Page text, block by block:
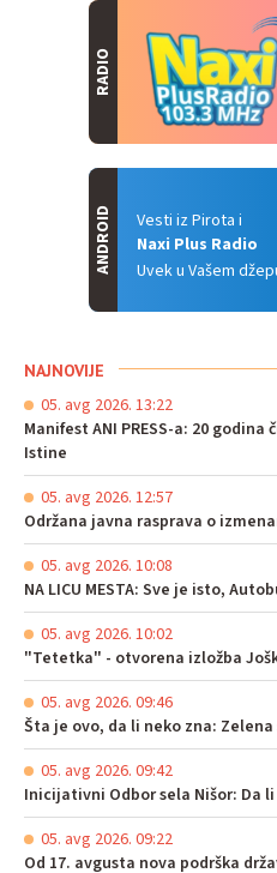
RADIO
Vesti iz Pirota i
Naxi Plus Radio
Uvek u Vašem
ANDROID
NAJNOVIJE
05. avg 2026. 13:22
Manifest ANI PRESS-a: 20
Istine
05. avg 2026. 12:57
Održana javna rasprava o
05. avg 2026. 10:08
NA LICU MESTA: Sve je isto,
05. avg 2026. 10:02
"Tetetka" - otvorena izložba
05. avg 2026. 09:46
Šta je ovo, da li neko zna:
05. avg 2026. 09:42
Inicijativni Odbor sela Nišor: Da
05. avg 2026. 09:22
Od 17. avgusta nova podrška